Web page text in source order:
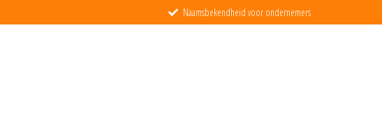
Naamsbekendheid voor ondernemers